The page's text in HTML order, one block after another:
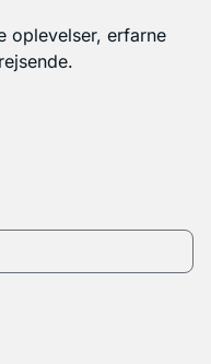
oplevelser, erfarne